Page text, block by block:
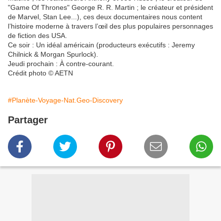
"Game Of Thrones" George R. R. Martin ; le créateur et président
de Marvel, Stan Lee...), ces deux documentaires nous content
l’histoire moderne à travers l’œil des plus populaires personnages
de fiction des USA.
Ce soir : Un idéal américain (producteurs exécutifs : Jeremy
Chilnick & Morgan Spurlock).
Jeudi prochain : À contre-courant.
Crédit photo © AETN
#Planète-Voyage-Nat.Geo-Discovery
Partager